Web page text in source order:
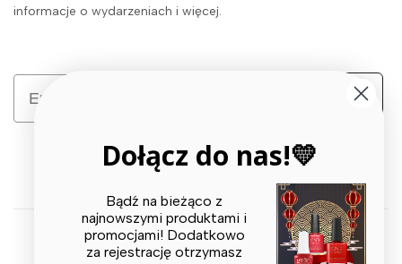
informacje o wydarzeniach i więcej.
Email
Zapisz się
© 2026 X BEAUTY GROUP. All Rights Reserved
Dołącz do nas!💛
Bądź na bieżąco z
najnowszymi produktami i
promocjami! Dodatkowo
za rejestrację otrzymasz